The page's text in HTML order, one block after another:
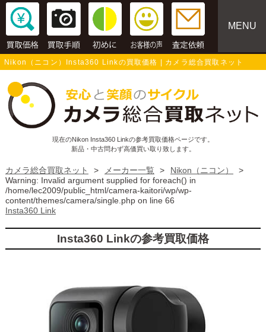
MENU
Nikon（ニコン）Insta360 Linkの買取価格 | カメラ総合買取ネット
現在のNikon Insta360 Linkの参考買取価格ページです。
新品・中古問わず高価買い取り致します。
カメラ総合買取ネット > メーカー一覧 > Nikon（ニコン）
>
Warning: Invalid argument supplied for foreach() in
/home/lec2009/public_html/camera-kaitori/wp/wp-
content/themes/camera/single.phpon line 66
Insta360 Link
Insta360 Linkの参考買取価格